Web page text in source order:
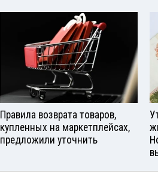
Правила возврата товаров,
купленных на маркетплейсах,
предложили уточнить